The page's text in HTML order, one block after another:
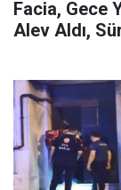
Facia, Gece
Alev Aldı,